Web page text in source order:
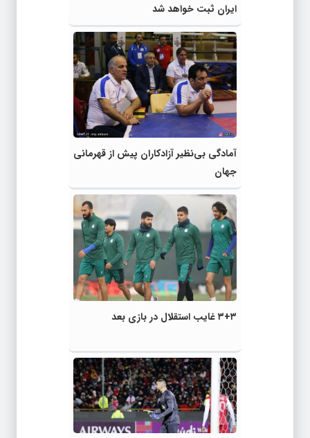
ایران ثبت خواهد شد
آمادگی بی‌نظیر آزادکاران پیش از قهرمانی
جهان
۳+۳ غایب استقلال در بازی بعد